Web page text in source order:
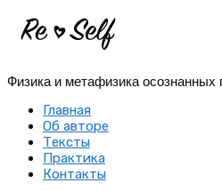
Re-
|
Создай
себя
заново
Физика и метафизика
Главная
Об авторе
Тексты
Практика
Контакты